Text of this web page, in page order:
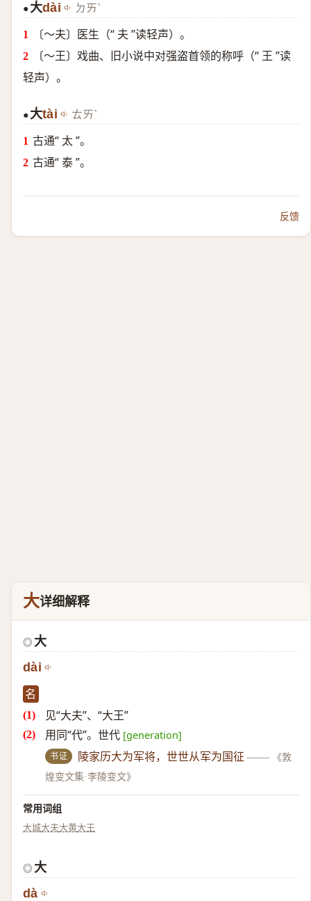
● 大dài ㄉㄞˋ
〔～夫〕医生（“ 夫 ”读轻声）。
〔～王〕戏曲、旧小说中对强盗首领的称呼（“ 王 ”读
轻声）。
● 大tài ㄊㄞˋ
古通“ 太 ”。
古通“ 泰 ”。
反馈
大详细解释
◎ 大
dài
名
见“大夫”、“大王”
用同“代”。世代 [generation]
书证 陵家历大为军将，世世从军为国征 ——
《敦
煌变文集·李陵变文》
常用词组
大城大夫大黄大王
◎ 大
dà